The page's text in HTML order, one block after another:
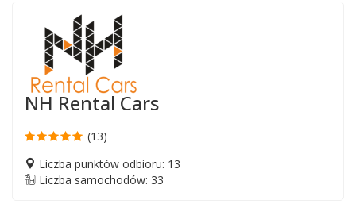
NH Rental Cars
(13)
Liczba punktów odbioru: 13
Liczba samochodów: 33